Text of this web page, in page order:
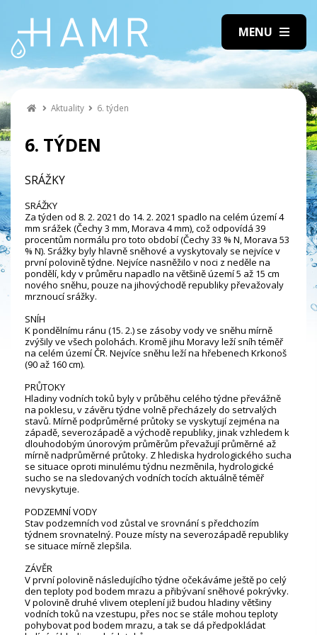
Aktuality 6. týden
6. TÝDEN
SRÁŽKY
SRÁŽKY
Za týden od 8. 2. 2021 do 14. 2. 2021 spadlo na celém území 4
mm srážek (Čechy 3 mm, Morava 4 mm), což odpovídá 39
procentům normálu pro toto období (Čechy 33 % N, Morava 53
% N). Srážky byly hlavně sněhové a vyskytovaly se nejvíce v
první polovině týdne. Nejvíce nasněžilo v noci z neděle na
pondělí, kdy v průměru napadlo na většině území 5 až 15 cm
nového sněhu, pouze na jihovýchodě republiky převažovaly
mrznoucí srážky.
SNÍH
K pondělnímu ránu (15. 2.) se zásoby vody ve sněhu mírně
zvýšily ve všech polohách. Kromě jihu Moravy leží sníh téměř
na celém území ČR. Nejvíce sněhu leží na hřebenech Krkonoš
(90 až 160 cm).
PRŮTOKY
Hladiny vodních toků byly v průběhu celého týdne převážně
na poklesu, v závěru týdne volně přecházely do setrvalých
stavů. Mírně podprůměrné průtoky se vyskytují zejména na
západě, severozápadě a východě republiky, jinak vzhledem k
dlouhodobým únorovým průměrům převažují průměrné až
mírně nadprůměrné průtoky. Z hlediska hydrologického sucha
se situace oproti minulému týdnu nezměnila, hydrologické
sucho se na sledovaných vodních tocích aktuálně téměř
nevyskytuje.
PODZEMNÍ VODY
Stav podzemních vod zůstal ve srovnání s předchozím
týdnem srovnatelný. Pouze místy na severozápadě republiky
se situace mírně zlepšila.
ZÁVĚR
V první polovině následujícího týdne očekáváme ještě po celý
den teploty pod bodem mrazu a přibývaní sněhové pokrývky.
V polovině druhé vlivem oteplení již budou hladiny většiny
vodních toků na vzestupu, přes noc se stále mohou teploty
pohybovat pod bodem mrazu, a tak se dá předpokládat